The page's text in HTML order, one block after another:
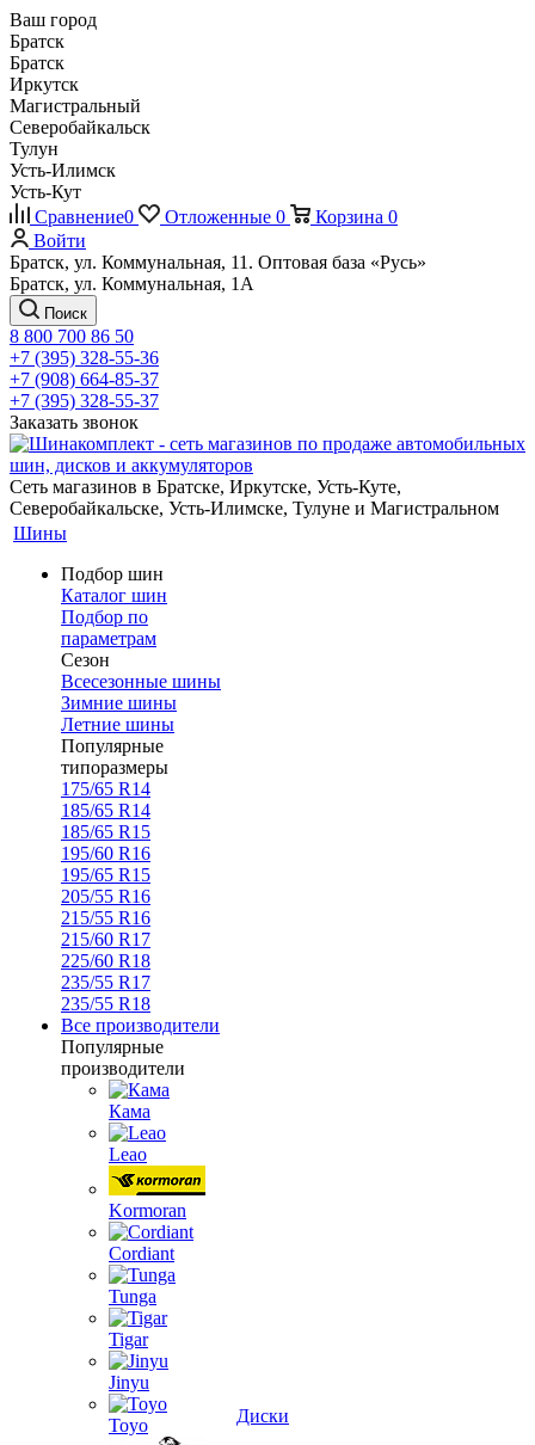
Ваш город
Братск
Братск
Иркутск
Магистральный
Северобайкальск
Тулун
Усть-Илимск
Усть-Кут
Сравнение0 Отложенные 0 Корзина 0
Войти
Братск, ул. Коммунальная, 11. Оптовая база «Русь»
Братск, ул. Коммунальная, 1А
Поиск
8 800 700 86 50
+7 (395) 328-55-36
+7 (908) 664-85-37
+7 (395) 328-55-37
Заказать звонок
Сеть магазинов в Братске, Иркутске, Усть-Куте,
Северобайкальске, Усть-Илимске, Тулуне и Магистральном
Шины
Подбор шин
Каталог шин
Подбор по
параметрам
Сезон
Всесезонные шины
Зимние шины
Летние шины
Популярные
типоразмеры
175/65 R14
185/65 R14
185/65 R15
195/60 R16
195/65 R15
205/55 R16
215/55 R16
215/60 R17
225/60 R18
235/55 R17
235/55 R18
Все производители
Популярные
производители
Кама
Leao
Kormoran
Cordiant
Tunga
Tigar
Jinyu
Toyo
Диски